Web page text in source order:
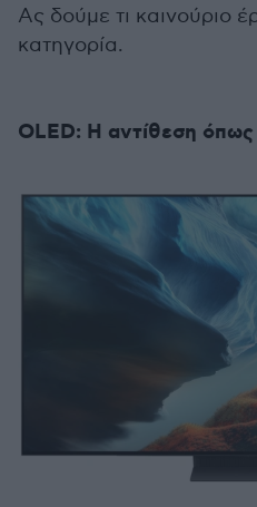
Ας δούμε τι καινούριο
κατηγορία.
OLED: Η αντίθεση όπως